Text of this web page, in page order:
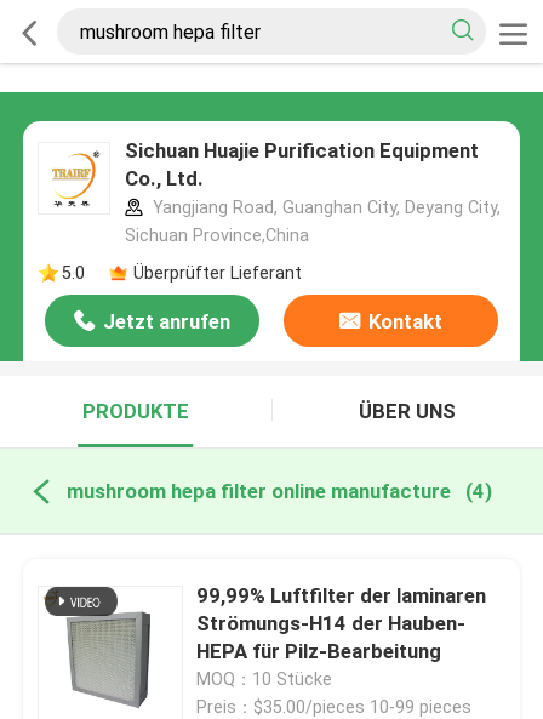
Sichuan Huajie Purification Equipment
Co., Ltd.
Yangjiang Road, Guanghan City, Deyang City,
Sichuan Province,China
5.0
Überprüfter Lieferant
Jetzt anrufen Kontakt
PRODUKTE ÜBER UNS
mushroom hepa filter online manufacture (4)
99,99% Luftfilter der laminaren
Strömungs-H14 der Hauben-
HEPA für Pilz-Bearbeitung
MOQ：10 Stücke
Preis：$35.00/pieces 10-99 pieces